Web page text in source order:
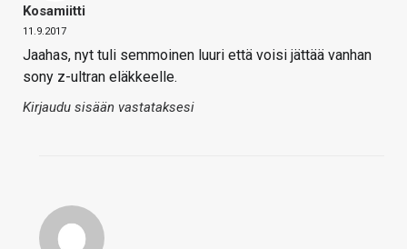
Kosamiitti
11.9.2017
Jaahas, nyt tuli semmoinen luuri että voisi jättää vanhan
sony z-ultran eläkkeelle.
Kirjaudu sisään vastataksesi